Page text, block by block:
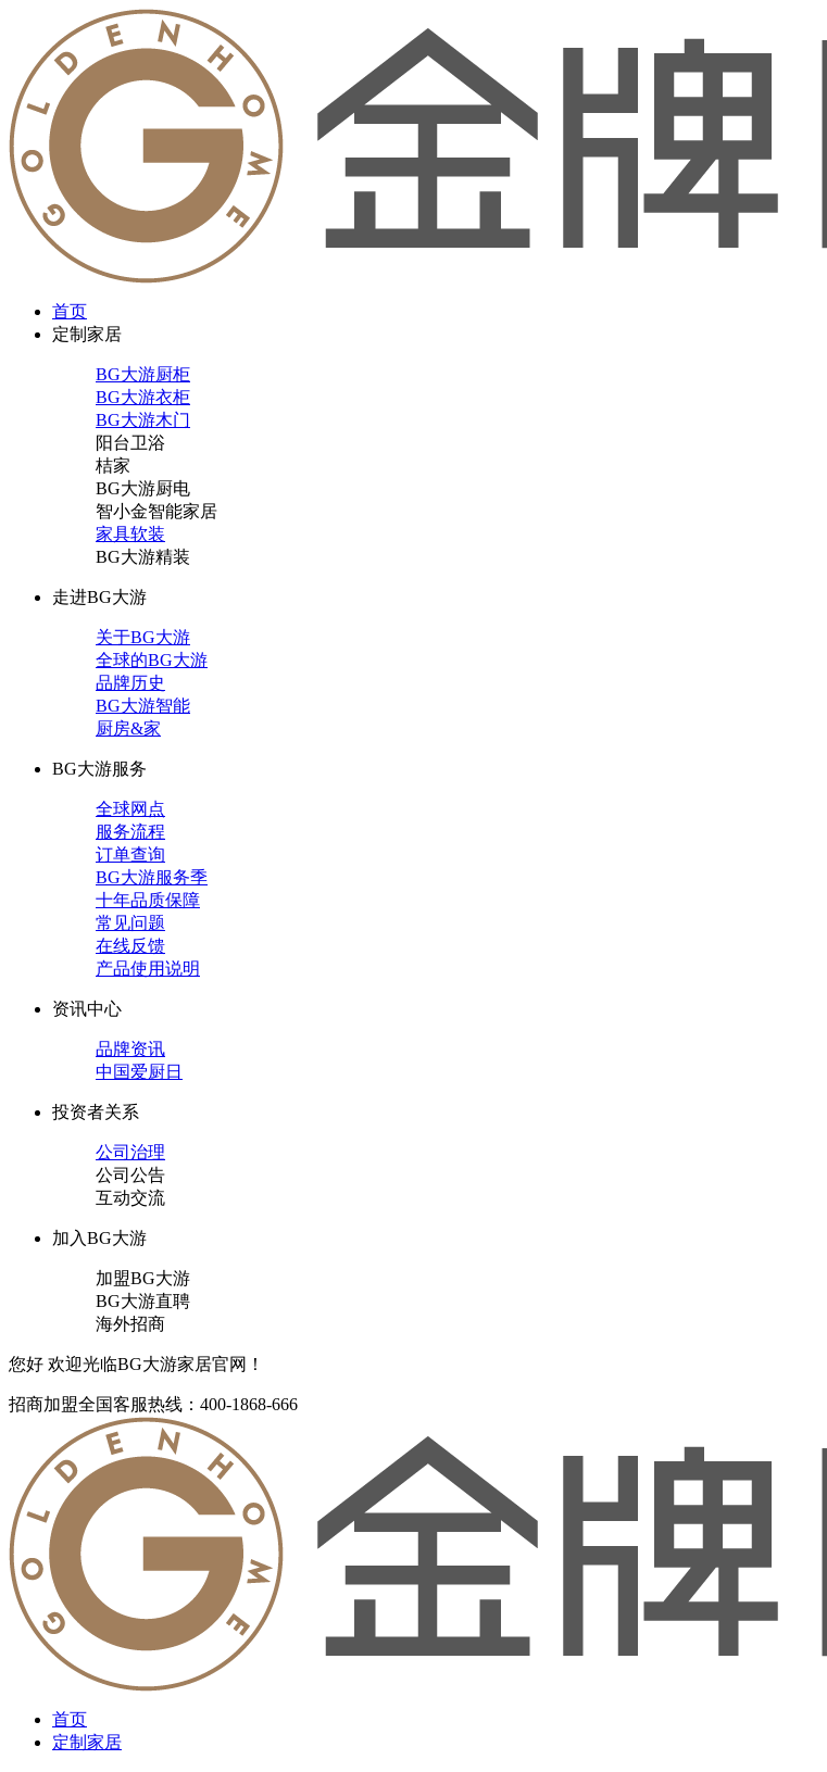
首页
定制家居
BG大游厨柜
BG大游衣柜
BG大游木门
阳台卫浴
桔家
BG大游厨电
智小金智能家居
家具软装
BG大游精装
走进BG大游
关于BG大游
全球的BG大游
品牌历史
BG大游智能
厨房&家
BG大游服务
全球网点
服务流程
订单查询
BG大游服务季
十年品质保障
常见问题
在线反馈
产品使用说明
资讯中心
品牌资讯
中国爱厨日
投资者关系
公司治理
公司公告
互动交流
加入BG大游
加盟BG大游
BG大游直聘
海外招商
您好 欢迎光临BG大游家居官网！
招商加盟全国客服热线：400-1868-666
首页
定制家居